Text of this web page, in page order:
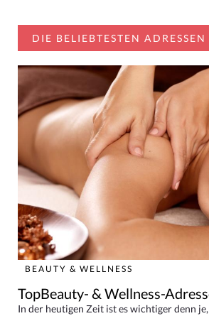
DIE BELIEBTESTEN ADRESSEN
BEAUTY & WELLNESS
TopBeauty- & Wellness-
In der heutigen Zeit ist es wichtiger denn